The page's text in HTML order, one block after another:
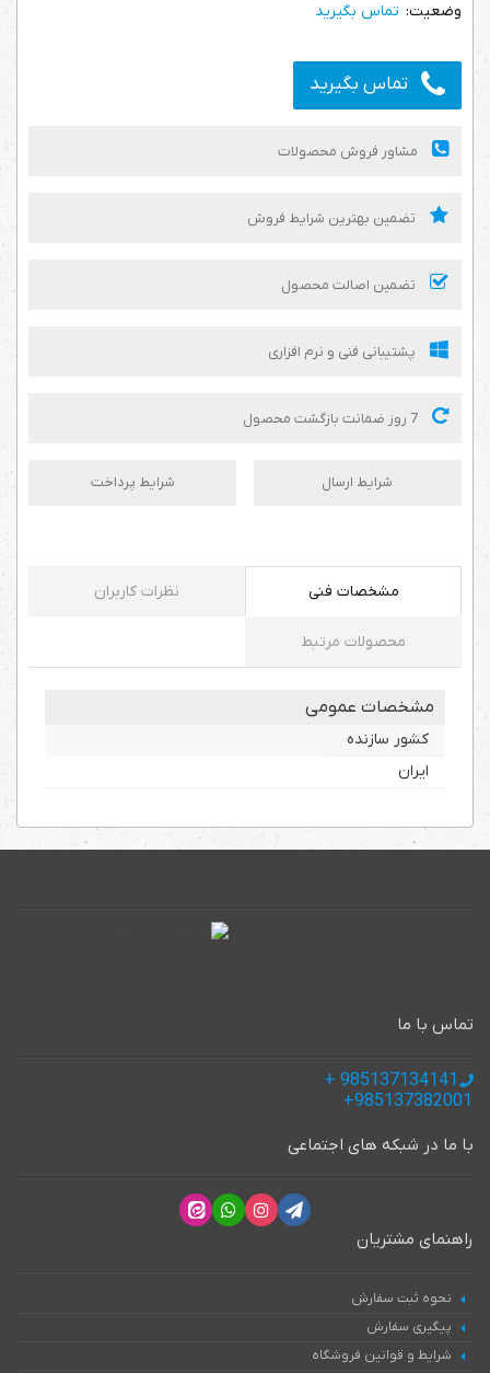
تماس بگیرید
تماس بگیرید
مشاور فروش محصولات
تضمین بهترین شرایط فروش
تضمین اصالت محصول
پشتیبانی فنی و نرم افزاری
شرایط ارسال شرایط پرداخت
مشخصات فنی نظرات کاربران
محصولات مرتبط
مشخصات عمومی
کشور سازنده
ایران
تماس با ما
با ما در شبکه های اجتماعی
راهنمای مشتریان
نحوه ثبت سفارش
پیگیری سفارش
شرایط و قوانین فروشگاه